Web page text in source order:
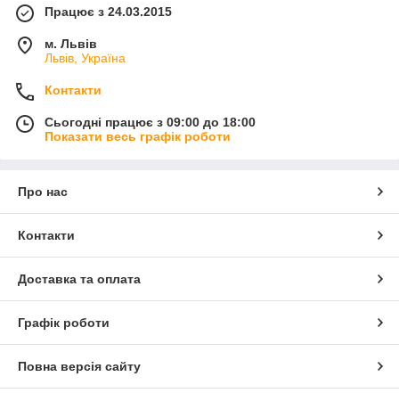
Працює з 24.03.2015
м. Львів
Львів, Україна
Контакти
Сьогодні працює з 09:00 до 18:00
Показати весь графік роботи
Про нас
Контакти
Доставка та оплата
Графік роботи
Повна версія сайту